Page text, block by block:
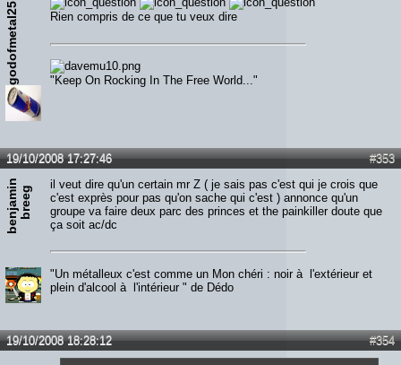
godofmetal25 Rien compris de ce que tu veux dire
"Keep On Rocking In The Free World..."
#353
19/10/2008 17:27:46
b
e
n
j
a
mi
n
b
r
e
eg
il veut dire qu'un certain mr Z ( je sais pas c'est qui je crois que
c'est exprès pour pas qu'on sache qui c'est ) annonce qu'un
groupe va faire deux parc des princes et the painkiller doute que
ça soit ac/dc
"Un métalleux c'est comme un Mon chéri : noir à l'extérieur et
plein d'alcool à l'intérieur " de Dédo
#354
19/10/2008 18:28:12